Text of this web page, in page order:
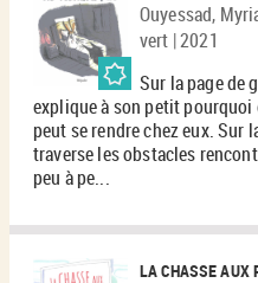
Ouyessad,
vert | 2021
Sur la page de
explique à son petit
peut se rendre chez eux. Sur
traverse les obstacles
peu à pe...
LA CHASSE AUX